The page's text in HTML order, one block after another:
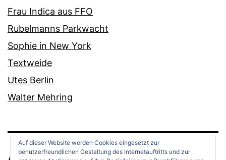
Frau Indica aus FFO
Rubelmanns Parkwacht
Sophie in New York
Textweide
Utes Berlin
Walter Mehring
Auf dieser Website werden Cookies eingesetzt zur
benutzerfreundlichen Gestaltung des Internetauftritts und zur